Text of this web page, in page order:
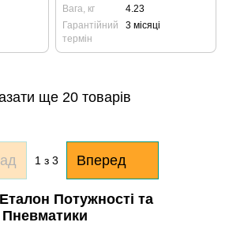
Вага, кг
4.23
Гарантійний
термін
3 місяці
ще 20 товарів
1з 3 Вперед
Потужності та
Пневматики